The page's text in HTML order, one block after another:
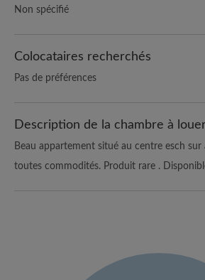
Non spécifié
Colocataires recherchés
Pas de préférences
Description de la chambre à
Beau appartement situé au centre esch
toutes commodités. Produit rare .